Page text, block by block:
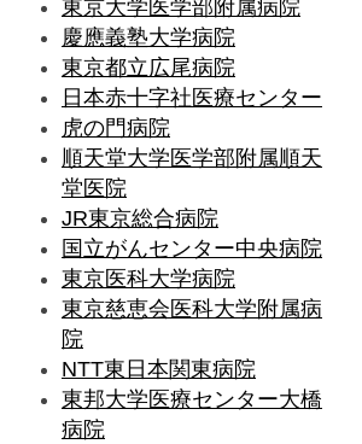
東京大学医学部附属病院
慶應義塾大学病院
東京都立広尾病院
日本赤十字社医療センター
虎の門病院
順天堂大学医学部附属順天
堂医院
JR東京総合病院
国立がんセンター中央病院
東京医科大学病院
東京慈恵会医科大学附属病
院
NTT東日本関東病院
東邦大学医療センター大橋
病院